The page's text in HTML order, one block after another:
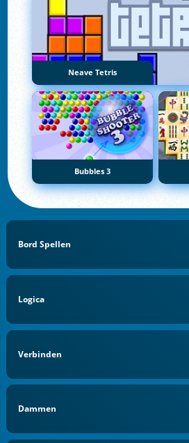
Neave Tetris
Bubbles 3
Bord Spellen
Logica
Verbinden
Dammen